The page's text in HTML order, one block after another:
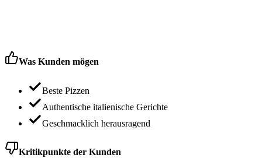
Was Kunden mögen
Beste Pizzen
Authentische italienische Gerichte
Geschmacklich herausragend
Kritikpunkte der Kunden